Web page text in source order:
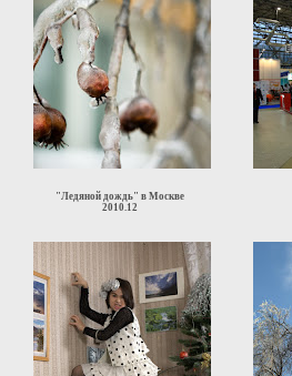
"Ледяной дождь" в Москве
2010.12